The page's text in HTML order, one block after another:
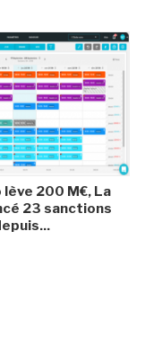
lève 200 M€, La
23 sanctions